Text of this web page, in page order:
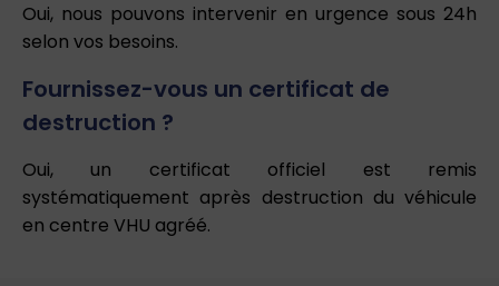
Oui, nous pouvons intervenir en urgence sous 24h
selon vos besoins.
Fournissez-vous un certificat de
destruction ?
Oui, un certificat officiel est remis
systématiquement après destruction du véhicule
en centre VHU agréé.